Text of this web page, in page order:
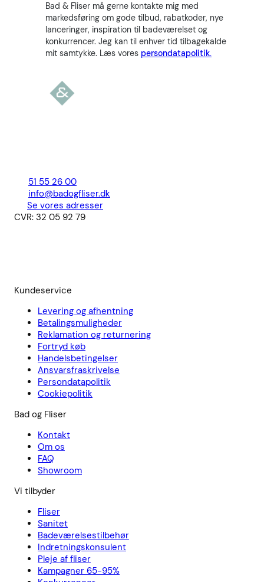
Bad & Fliser må gerne kontakte mig med
markedsføring om gode tilbud, rabatkoder, nye
lanceringer, inspiration til badeværelset og
konkurrencer. Jeg kan til enhver tid tilbagekalde
mit samtykke. Læs vores persondatapolitik.
51 55 26 00
info@badogfliser.dk
Se vores adresser
CVR: 32 05 92 79
Kundeservice
Levering og afhentning
Betalingsmuligheder
Reklamation og returnering
Fortryd køb
Handelsbetingelser
Ansvarsfraskrivelse
Persondatapolitik
Cookiepolitik
Bad og Fliser
Kontakt
Om os
FAQ
Showroom
Vi tilbyder
Fliser
Sanitet
Badeværelsestilbehør
Indretningskonsulent
Pleje af fliser
Kampagner 65-95%